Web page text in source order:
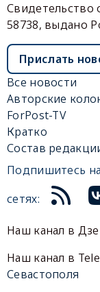
58738, выдано
Прислать
Все новости
Авторские
ForPost-TV
Кратко
Состав
Подпишитесь
сетях:
Наш канал в
Наш канал в
Севастополя